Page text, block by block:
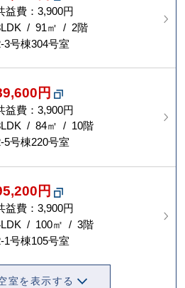
益費：3,900円
/ 91㎡ / 2階
3号棟304号室
円
益費：3,900円
/ 84㎡ / 10階
5号棟220号室
円
益費：3,900円
/ 100㎡ / 3階
1号棟105号室
室を表示する